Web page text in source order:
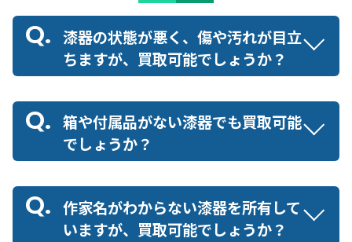
漆器の状態が悪く、傷や汚れが目立
ちますが、買取可能でしょうか？
箱や付属品がない漆器でも買取可能
でしょうか？
作家名がわからない漆器を所有して
いますが、買取可能でしょうか？